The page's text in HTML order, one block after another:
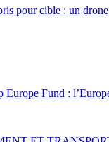
pour cible : un
Europe Fund :